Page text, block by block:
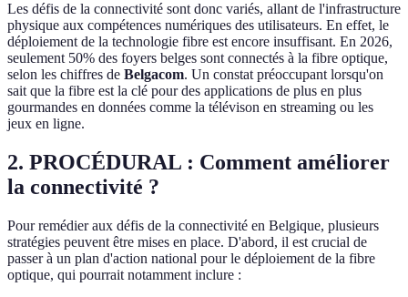
Les défis de la connectivité sont donc variés, allant de l'infrastructure
physique aux compétences numériques des utilisateurs. En effet, le
déploiement de la technologie fibre est encore insuffisant. En 2026,
seulement 50% des foyers belges sont connectés à la fibre optique,
selon les chiffres de Belgacom. Un constat préoccupant lorsqu'on
sait que la fibre est la clé pour des applications de plus en plus
gourmandes en données comme la télévison en streaming ou les
jeux en ligne.
2. PROCÉDURAL : Comment améliorer
la connectivité ?
Pour remédier aux défis de la connectivité en Belgique, plusieurs
stratégies peuvent être mises en place. D'abord, il est crucial de
passer à un plan d'action national pour le déploiement de la fibre
optique, qui pourrait notamment inclure :